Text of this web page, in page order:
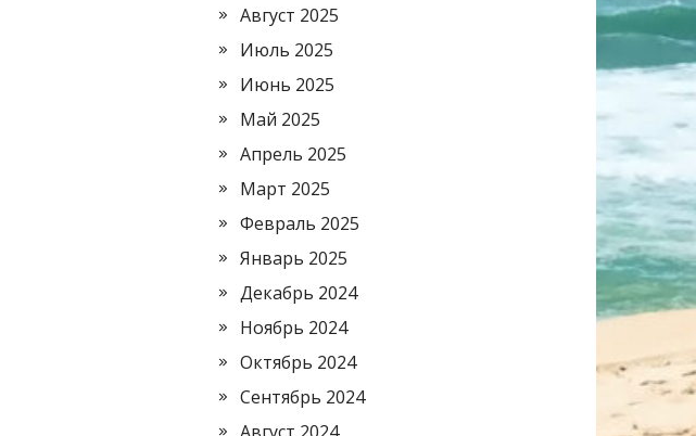
Август 2025
Июль 2025
Июнь 2025
Май 2025
Апрель 2025
Март 2025
Февраль 2025
Январь 2025
Декабрь 2024
Ноябрь 2024
Октябрь 2024
Сентябрь 2024